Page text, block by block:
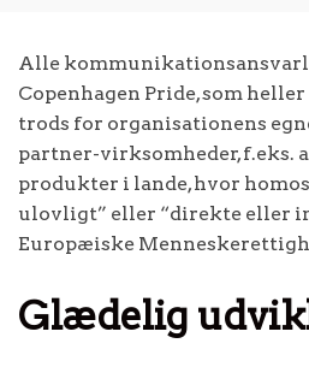
Alle
Copenhagen Pride, som
trods for organisationens
partner-virksomheder, f.eks.
produkter i lande, hvor
ulovligt” eller “direkte eller
Europæiske
Glædelig